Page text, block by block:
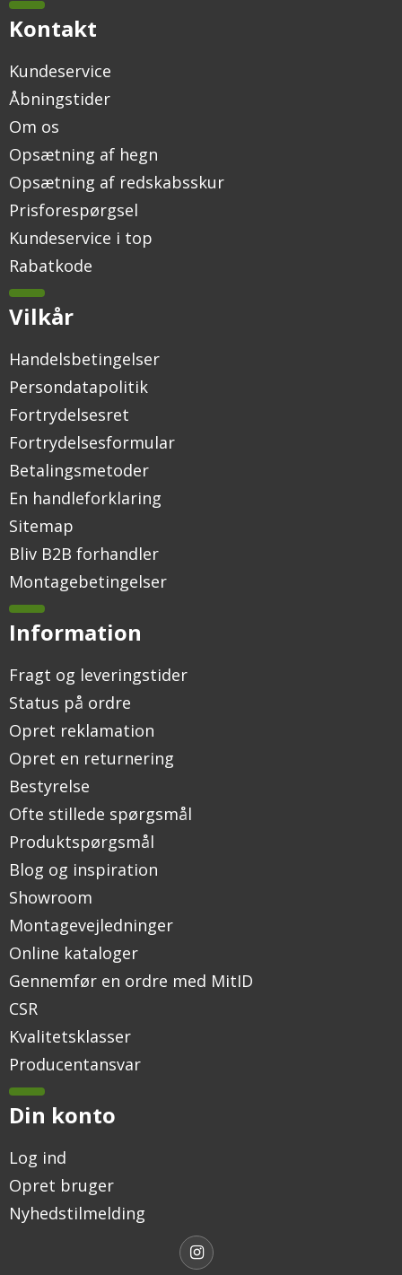
Kontakt
Kundeservice
Åbningstider
Om os
Opsætning af hegn
Opsætning af redskabsskur
Prisforespørgsel
Kundeservice i top
Rabatkode
Vilkår
Handelsbetingelser
Persondatapolitik
Fortrydelsesret
Fortrydelsesformular
Betalingsmetoder
En handleforklaring
Sitemap
Bliv B2B forhandler
Montagebetingelser
Information
Fragt og leveringstider
Status på ordre
Opret reklamation
Opret en returnering
Bestyrelse
Ofte stillede spørgsmål
Produktspørgsmål
Blog og inspiration
Showroom
Montagevejledninger
Online kataloger
Gennemfør en ordre med MitID
CSR
Kvalitetsklasser
Producentansvar
Din konto
Log ind
Opret bruger
Nyhedstilmelding